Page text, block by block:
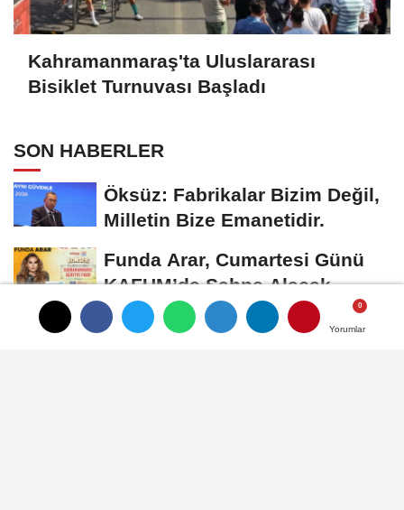
Yorumlar
Yorumlar
Kahramanmaraş'ta Uluslararası
Bisiklet Turnuvası Başladı
SON HABERLER
Öksüz: Fabrikalar Bizim Değil,
Milletin Bize Emanetidir.
Funda Arar, Cumartesi Günü
KAFUM’da Sahne Alacak
Kahramanmaraş'ta